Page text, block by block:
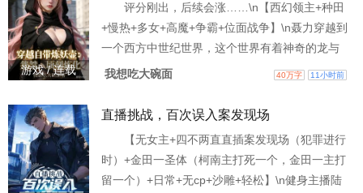
【回生】——体内伤势随气血流转极速恢复；从
此，青州镇魔司多了一个下手不留活口的镇魔校
尉。 心硬如铁，手狠如刀
游戏 / 连载
评分刚出，后续会涨……\n【西幻领主+种田
+慢热+多女+高魔+争霸+位面战争】\n聂力穿越到
一个西方中世纪世界，这个世界有着神奇的龙与
精灵。 \n开局顶替一个倒霉蛋，成为了一名开拓
物，罗恩表示，多来点，都到碗里来。 \n对内，
妞：你不要过来啊！ \n小粉毛：主人我错了，请
不要惩罚我！\n罗恩:咦，这有一只野
我想吃大碗面 40万字 11小时前
直播挑战，百次误入案发现场
【无女主+四不两直直插案发现场（犯罪进行
时）+金田一圣体（柯南主打死一个，金田一主打
留一个）+日常+无cp+沙雕+轻松】\n健身主播陆